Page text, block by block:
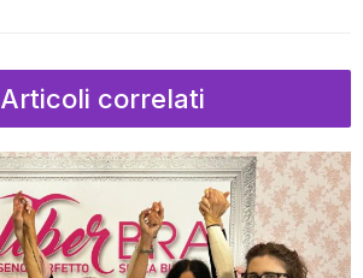
Articoli correlati